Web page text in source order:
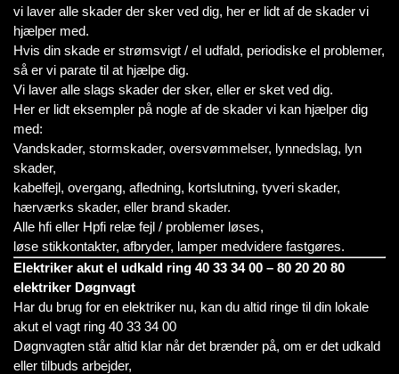
vi laver alle skader der sker ved dig, her er lidt af de skader vi
hjælper med.
Hvis din skade er strømsvigt / el udfald, periodiske el problemer,
så er vi parate til at hjælpe dig.
Vi laver alle slags skader der sker, eller er sket ved dig.
Her er lidt eksempler på nogle af de skader vi kan hjælper dig
med:
Vandskader, stormskader, oversvømmelser, lynnedslag, lyn
skader,
kabelfejl, overgang, afledning, kortslutning, tyveri skader,
hærværks skader, eller brand skader.
Alle hfi eller Hpfi relæ fejl / problemer løses,
løse stikkontakter, afbryder, lamper medvidere fastgøres.
Elektriker akut el udkald ring 40 33 34 00 – 80 20 20 80
elektriker Døgnvagt
Har du brug for en elektriker nu, kan du altid ringe til din lokale
akut el vagt ring 40 33 34 00
Døgnvagten står altid klar når det brænder på, om er det udkald
eller tilbuds arbejder,